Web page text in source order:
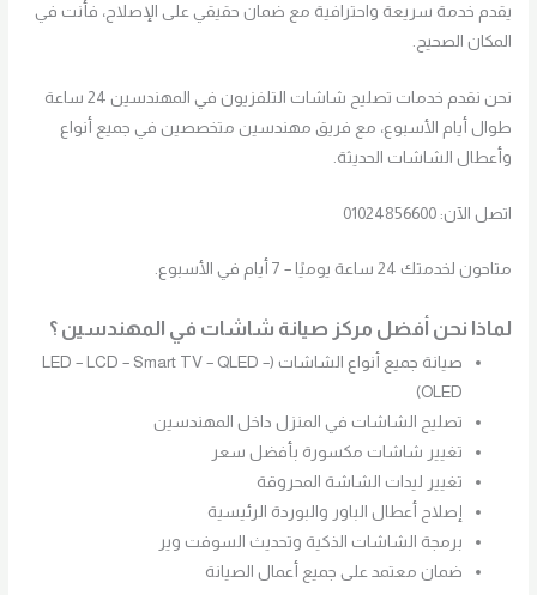
يقدم خدمة سريعة واحترافية مع ضمان حقيقي على الإصلاح، فأنت في
المكان الصحيح.
نحن نقدم خدمات تصليح شاشات التلفزيون في المهندسين 24 ساعة
طوال أيام الأسبوع، مع فريق مهندسين متخصصين في جميع أنواع
وأعطال الشاشات الحديثة.
اتصل الآن: 01024856600
متاحون لخدمتك 24 ساعة يوميًا – 7 أيام في الأسبوع.
لماذا نحن أفضل مركز صيانة شاشات في المهندسين ؟
صيانة جميع أنواع الشاشات (LED – LCD – Smart TV – QLED –
OLED)
تصليح الشاشات في المنزل داخل المهندسين
تغيير شاشات مكسورة بأفضل سعر
تغيير ليدات الشاشة المحروقة
إصلاح أعطال الباور والبوردة الرئيسية
برمجة الشاشات الذكية وتحديث السوفت وير
ضمان معتمد على جميع أعمال الصيانة